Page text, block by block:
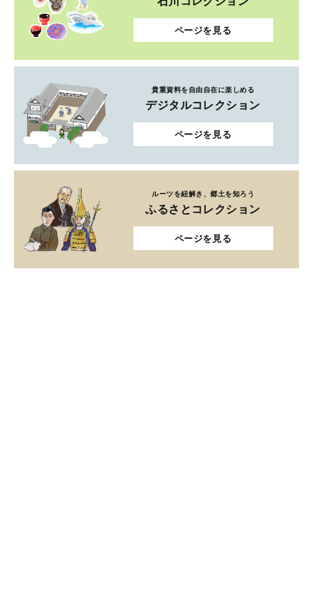
ページを見る
貴重資料を自由自在に楽しめる
デジタルコレクション
ページを見る
ルーツを紐解き、郷土を知ろう
ふるさとコレクション
ページを見る